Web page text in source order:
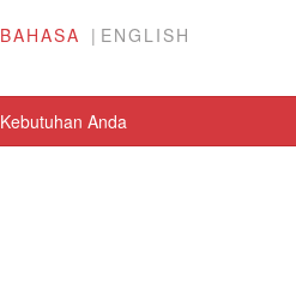
BAHASA ENGLISH
Kebutuhan Anda